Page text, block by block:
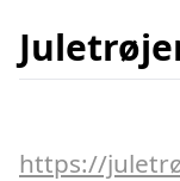
https://